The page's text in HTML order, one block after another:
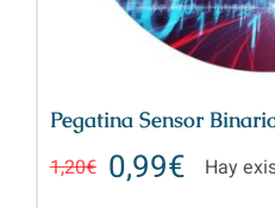
Pegatina Sensor
1,20€ 0,99€ Hay